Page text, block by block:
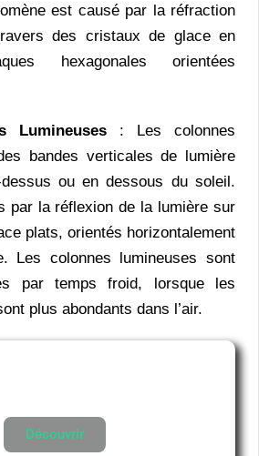
est causé par la réfraction
des cristaux de glace en
hexagonales orientées
Lumineuses : Les colonnes
bandes verticales de lumière
dessus ou en dessous du soleil.
par la réflexion de la lumière sur
plats, orientés horizontalement
Les colonnes lumineuses sont
par temps froid, lorsque les
plus abondants dans l’air.
Découvrir